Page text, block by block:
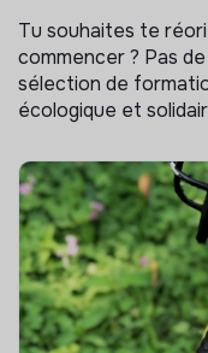
Tu souhaites te
commencer ? Pas
sélection de
écologique et